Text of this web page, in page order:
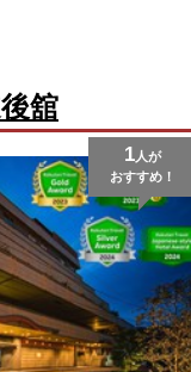
舘
1人が
おすすめ！